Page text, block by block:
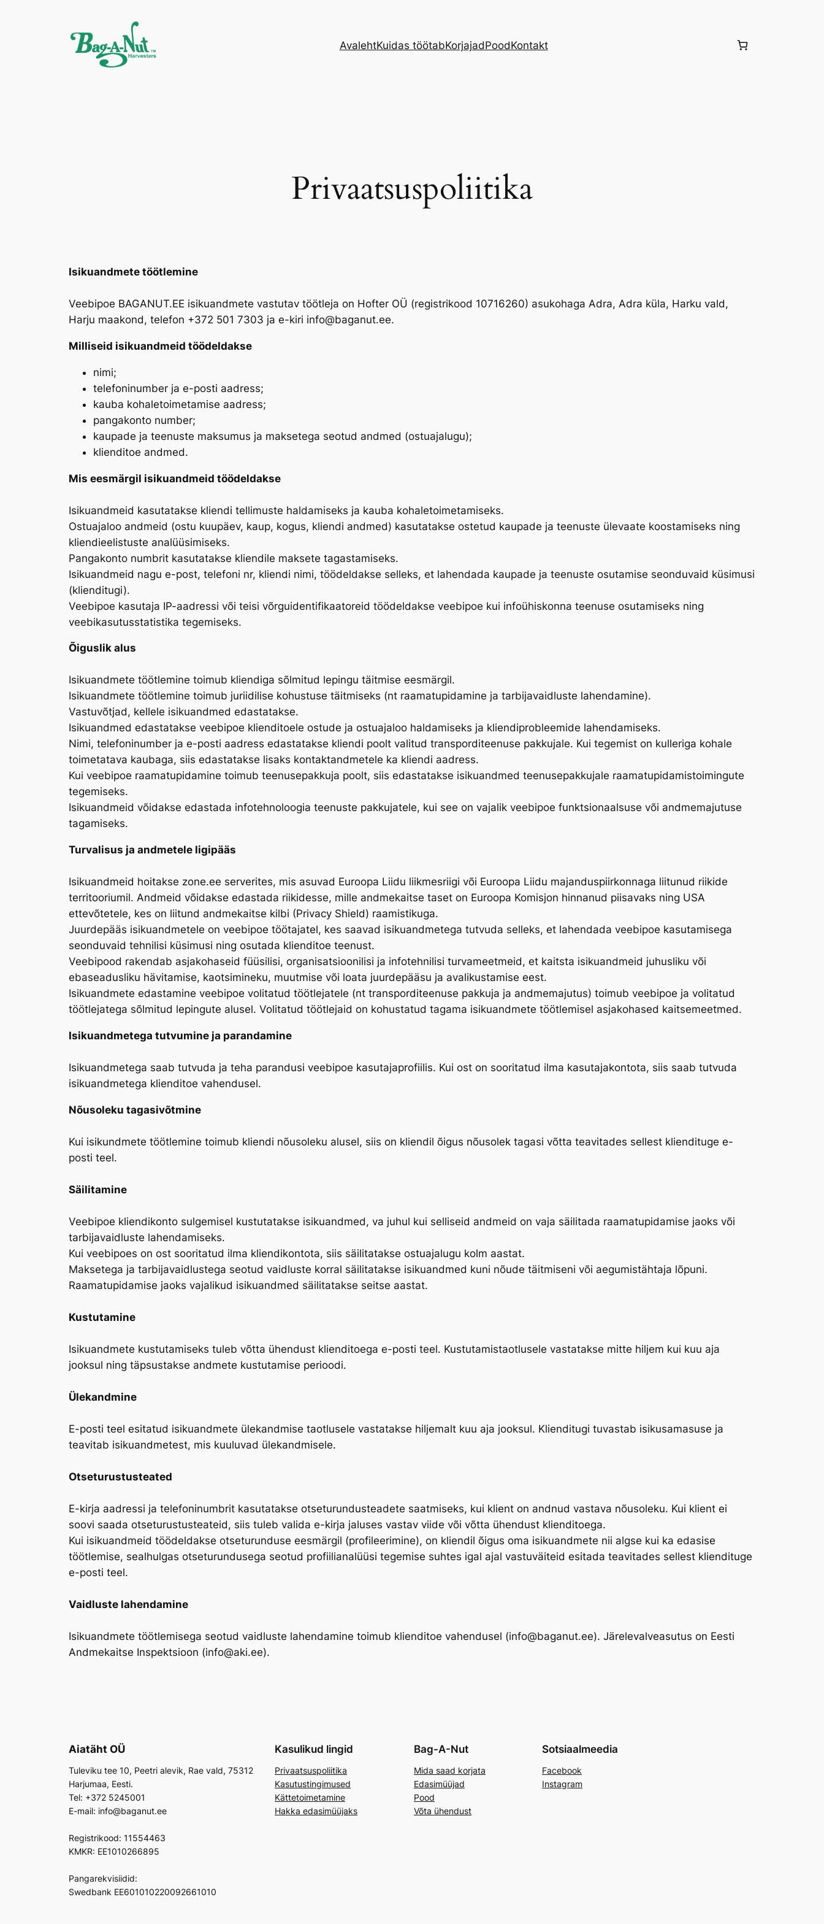
AvalehtKuidas töötabKorjajadPoodKontakt
Privaatsuspoliitika
Isikuandmete töötlemine
Veebipoe BAGANUT.EE isikuandmete vastutav töötleja on Hofter OÜ (registrikood 10716260) asukohaga Adra, Adra küla, Harku vald,
Harju maakond, telefon +372 501 7303 ja e-kiri info@baganut.ee.
Milliseid isikuandmeid töödeldakse
nimi;
telefoninumber ja e-posti aadress;
kauba kohaletoimetamise aadress;
pangakonto number;
kaupade ja teenuste maksumus ja maksetega seotud andmed (ostuajalugu);
klienditoe andmed.
Mis eesmärgil isikuandmeid töödeldakse
Isikuandmeid kasutatakse kliendi tellimuste haldamiseks ja kauba kohaletoimetamiseks.
Ostuajaloo andmeid (ostu kuupäev, kaup, kogus, kliendi andmed) kasutatakse ostetud kaupade ja teenuste ülevaate koostamiseks ning
kliendieelistuste analüüsimiseks.
Pangakonto numbrit kasutatakse kliendile maksete tagastamiseks.
Isikuandmeid nagu e-post, telefoni nr, kliendi nimi, töödeldakse selleks, et lahendada kaupade ja teenuste osutamise seonduvaid küsimusi
(klienditugi).
Veebipoe kasutaja IP-aadressi või teisi võrguidentifikaatoreid töödeldakse veebipoe kui infoühiskonna teenuse osutamiseks ning
veebikasutusstatistika tegemiseks.
Õiguslik alus
Isikuandmete töötlemine toimub kliendiga sõlmitud lepingu täitmise eesmärgil.
Isikuandmete töötlemine toimub juriidilise kohustuse täitmiseks (nt raamatupidamine ja tarbijavaidluste lahendamine).
Vastuvõtjad, kellele isikuandmed edastatakse.
Isikuandmed edastatakse veebipoe klienditoele ostude ja ostuajaloo haldamiseks ja kliendiprobleemide lahendamiseks.
Nimi, telefoninumber ja e-posti aadress edastatakse kliendi poolt valitud transporditeenuse pakkujale. Kui tegemist on kulleriga kohale
toimetatava kaubaga, siis edastatakse lisaks kontaktandmetele ka kliendi aadress.
Kui veebipoe raamatupidamine toimub teenusepakkuja poolt, siis edastatakse isikuandmed teenusepakkujale raamatupidamistoimingute
tegemiseks.
Isikuandmeid võidakse edastada infotehnoloogia teenuste pakkujatele, kui see on vajalik veebipoe funktsionaalsuse või andmemajutuse
tagamiseks.
Turvalisus ja andmetele ligipääs
Isikuandmeid hoitakse zone.ee serverites, mis asuvad Euroopa Liidu liikmesriigi või Euroopa Liidu majanduspiirkonnaga liitunud riikide
territooriumil. Andmeid võidakse edastada riikidesse, mille andmekaitse taset on Euroopa Komisjon hinnanud piisavaks ning USA
ettevõtetele, kes on liitund andmekaitse kilbi (Privacy Shield) raamistikuga.
Juurdepääs isikuandmetele on veebipoe töötajatel, kes saavad isikuandmetega tutvuda selleks, et lahendada veebipoe kasutamisega
seonduvaid tehnilisi küsimusi ning osutada klienditoe teenust.
Veebipood rakendab asjakohaseid füüsilisi, organisatsioonilisi ja infotehnilisi turvameetmeid, et kaitsta isikuandmeid juhusliku või
ebaseadusliku hävitamise, kaotsimineku, muutmise või loata juurdepääsu ja avalikustamise eest.
Isikuandmete edastamine veebipoe volitatud töötlejatele (nt transporditeenuse pakkuja ja andmemajutus) toimub veebipoe ja volitatud
töötlejatega sõlmitud lepingute alusel. Volitatud töötlejaid on kohustatud tagama isikuandmete töötlemisel asjakohased kaitsemeetmed.
Isikuandmetega tutvumine ja parandamine
Isikuandmetega saab tutvuda ja teha parandusi veebipoe kasutajaprofiilis. Kui ost on sooritatud ilma kasutajakontota, siis saab tutvuda
isikuandmetega klienditoe vahendusel.
Nõusoleku tagasivõtmine
Kui isikundmete töötlemine toimub kliendi nõusoleku alusel, siis on kliendil õigus nõusolek tagasi võtta teavitades sellest kliendituge e-
posti teel.
Säilitamine
Veebipoe kliendikonto sulgemisel kustutatakse isikuandmed, va juhul kui selliseid andmeid on vaja säilitada raamatupidamise jaoks või
tarbijavaidluste lahendamiseks.
Kui veebipoes on ost sooritatud ilma kliendikontota, siis säilitatakse ostuajalugu kolm aastat.
Maksetega ja tarbijavaidlustega seotud vaidluste korral säilitatakse isikuandmed kuni nõude täitmiseni või aegumistähtaja lõpuni.
Raamatupidamise jaoks vajalikud isikuandmed säilitatakse seitse aastat.
Kustutamine
Isikuandmete kustutamiseks tuleb võtta ühendust klienditoega e-posti teel. Kustutamistaotlusele vastatakse mitte hiljem kui kuu aja
jooksul ning täpsustakse andmete kustutamise perioodi.
Ülekandmine
E-posti teel esitatud isikuandmete ülekandmise taotlusele vastatakse hiljemalt kuu aja jooksul. Klienditugi tuvastab isikusamasuse ja
teavitab isikuandmetest, mis kuuluvad ülekandmisele.
Otseturustusteated
E-kirja aadressi ja telefoninumbrit kasutatakse otseturundusteadete saatmiseks, kui klient on andnud vastava nõusoleku. Kui klient ei
soovi saada otseturustusteateid, siis tuleb valida e-kirja jaluses vastav viide või võtta ühendust klienditoega.
Kui isikuandmeid töödeldakse otseturunduse eesmärgil (profileerimine), on kliendil õigus oma isikuandmete nii algse kui ka edasise
töötlemise, sealhulgas otseturundusega seotud profiilianalüüsi tegemise suhtes igal ajal vastuväiteid esitada teavitades sellest kliendituge
e-posti teel.
Vaidluste lahendamine
Isikuandmete töötlemisega seotud vaidluste lahendamine toimub klienditoe vahendusel (info@baganut.ee). Järelevalveasutus on Eesti
Andmekaitse Inspektsioon (info@aki.ee).
Aiatäht OÜ
Tuleviku tee 10, Peetri alevik, Rae vald, 75312
Harjumaa, Eesti.
Tel: +372 5245001
E-mail: info@baganut.ee
Registrikood: 11554463
KMKR: EE1010266895
Pangarekvisiidid:
Swedbank EE601010220092661010
Kasulikud lingid
Privaatsuspoliitika
Kasutustingimused
Kättetoimetamine
Hakka edasimüüjaks
Bag-A-Nut
Mida saad korjata
Edasimüüjad
Pood
Võta ühendust
Sotsiaalmeedia
Facebook
Instagram